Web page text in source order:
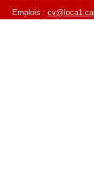
Emplois : cv@loca1.ca